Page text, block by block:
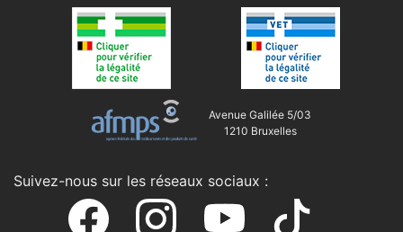
Avenue Galilée 5/03
1210 Bruxelles
Suivez-nous sur les réseaux sociaux :